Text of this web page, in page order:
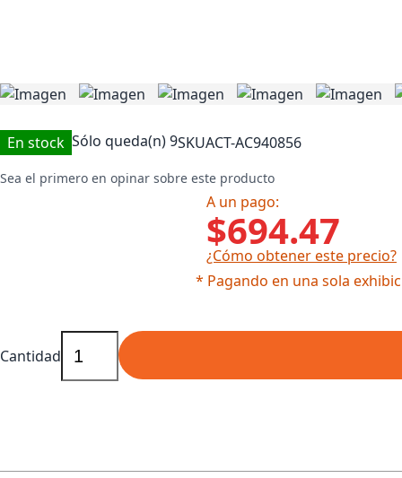
En stock Sólo queda(n)9SKUACT-AC940856
Sea el primero en opinar sobre este producto
A un pago:
$694.47
¿Cómo obtener este precio?
* Pagando en una sola
Cantidad